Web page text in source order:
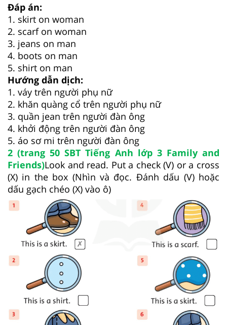
Đáp án:
1. skirt on woman
2. scarf on woman
3. jeans on man
4. boots on man
5. shirt on man
Hướng dẫn dịch:
1. váy trên người phụ nữ
2. khăn quàng cổ trên người phụ nữ
3. quần jean trên người đàn ông
4. khởi động trên người đàn ông
5. áo sơ mi trên người đàn ông
2 (trang 50 SBT Tiếng Anh lớp 3 Family and
Friends)Look and read. Put a check (V) or a cross
(X) in the box (Nhìn và đọc. Đánh dấu (V) hoặc
dấu gạch chéo (X) vào ô)